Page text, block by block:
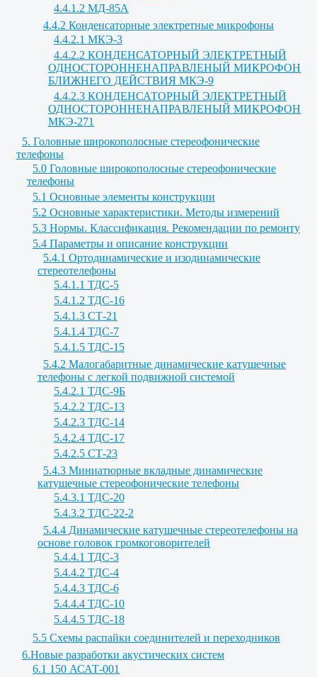
4.4.1.2 МД-85А
4.4.2 Конденсаторные электретные микрофоны
4.4.2.1 МКЭ-3
4.4.2.2 КОНДЕНСАТОРНЫЙ ЭЛЕКТРЕТНЫЙ
ОДНОСТОРОННЕНАПРАВЛЕНЫЙ МИКРОФОН
БЛИЖНЕГО ДЕЙСТВИЯ МКЭ-9
4.4.2.3 КОНДЕНСАТОРНЫЙ ЭЛЕКТРЕТНЫЙ
ОДНОСТОРОННЕНАПРАВЛЕНЫЙ МИКРОФОН
МКЭ-271
5. Головные широкополосные стереофонические
телефоны
5.0 Головные широкополосные стереофонические
телефоны
5.1 Основные элементы конструкции
5.2 Основные характеристики. Методы измерений
5.3 Нормы. Классификация. Рекомендации по ремонту
5.4 Параметры и описание конструкции
5.4.1 Ортодинамические и изодинамические
стереотелефоны
5.4.1.1 ТДС-5
5.4.1.2 ТДС-16
5.4.1.3 СТ-21
5.4.1.4 ТДС-7
5.4.1.5 ТДС-15
5.4.2 Малогабаритные динамические катушечные
телефоны с легкой подвижной системой
5.4.2.1 ТДС-9Б
5.4.2.2 ТДС-13
5.4.2.3 ТДС-14
5.4.2.4 ТДС-17
5.4.2.5 СТ-23
5.4.3 Миниатюрные вкладные динамические
катушечные стереофонические телефоны
5.4.3.1 ТДС-20
5.4.3.2 ТДС-22-2
5.4.4 Динамические катушечные стереотелефоны на
основе головок громкоговорителей
5.4.4.1 ТДС-3
5.4.4.2 ТДС-4
5.4.4.3 ТДС-6
5.4.4.4 ТДС-10
5.4.4.5 ТДС-18
5.5 Схемы распайки соединителей и переходников
6.Новые разработки акустических систем
6.1 150 АСАТ-001